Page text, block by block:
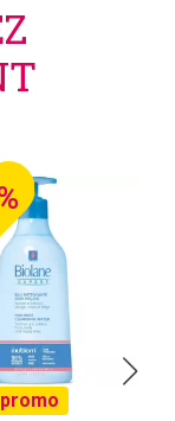
promo